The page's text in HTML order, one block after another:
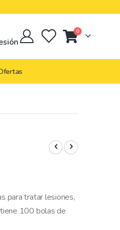
Cart
0artículos
para tratar lesiones,
100 bolas de